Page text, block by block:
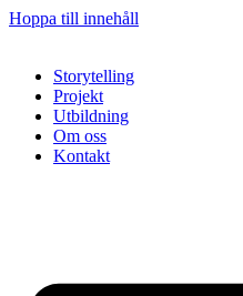
Hoppa till innehåll
Storytelling
Projekt
Utbildning
Om oss
Kontakt